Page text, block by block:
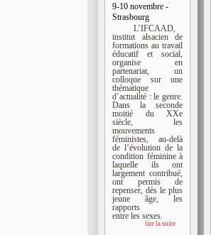
9-10 novembre -
Strasbourg
L’IFCAAD,
institut alsacien de
formations au travail
éducatif et social,
organise en
partenariat, un
colloque sur une
thématique
d’actualité : le genre.
Dans la seconde
moitié du XXe
siècle, les
mouvements
féministes, au-delà
de l’évolution de la
condition féminine à
laquelle ils ont
largement contribué,
ont permis de
repenser, dès le plus
jeune âge, les
rapports
entre les sexes.
lire la suite